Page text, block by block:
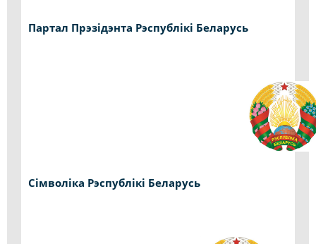
Партал Прэзідэнта Рэспублікі Беларусь
Сімволіка Рэспублікі Беларусь